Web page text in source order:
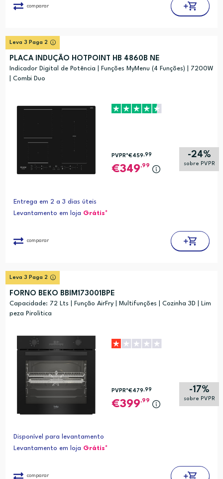
comparar
Leva 3 Paga 2
PLACA INDUÇÃO HOTPOINT HB 4860B NE
Indicador Digital de Potência | Funções MyMenu (4 Funções) | 7200W
| Combi Duo
-24%
sobre PVPR
PVPR*€459,99
349,99
Entrega em 2 a 3 dias úteis
Levantamento em loja Grátis*
comparar
Leva 3 Paga 2
FORNO BEKO BBIM173001BPE
Capacidade: 72 Lts | Função AirFry | Multifunções | Cozinha 3D | Lim
peza Pirolitica
-17%
sobre PVPR
PVPR*€479 ,99
399,99
Disponível para levantamento
Levantamento em loja Grátis*
comparar